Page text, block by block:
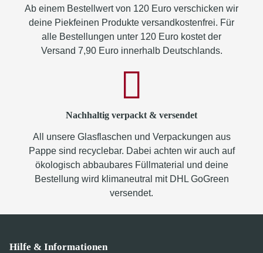
Ab einem Bestellwert von 120 Euro verschicken wir
deine Piekfeinen Produkte versandkostenfrei. Für
alle Bestellungen unter 120 Euro kostet der
Versand 7,90 Euro innerhalb Deutschlands.
Nachhaltig verpackt & versendet
All unsere Glasflaschen und Verpackungen aus
Pappe sind recyclebar. Dabei achten wir auch auf
ökologisch abbaubares Füllmaterial und deine
Bestellung wird klimaneutral mit DHL GoGreen
versendet.
Hilfe & Informationen